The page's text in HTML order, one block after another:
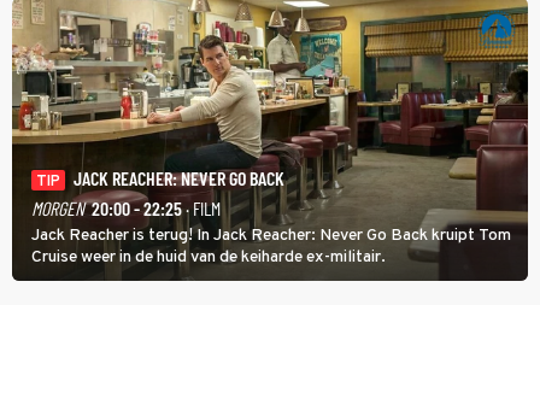
TIP
JACK REACHER: NEVER GO BACK
MORGEN 20:00 - 22:25· FILM
Jack Reacher is terug! In Jack Reacher: Never Go Back kruipt Tom
Cruise weer in de huid van de keiharde ex-militair.